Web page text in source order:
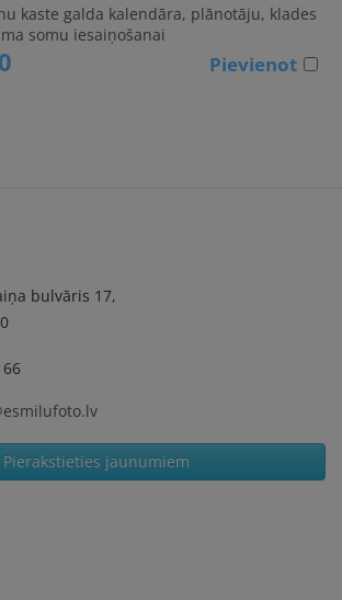
kaste galda kalendāra, plānotāju, klades
somu iesaiņošanai
Pievienot
bulvāris 17,
Pierakstieties jaunumiem